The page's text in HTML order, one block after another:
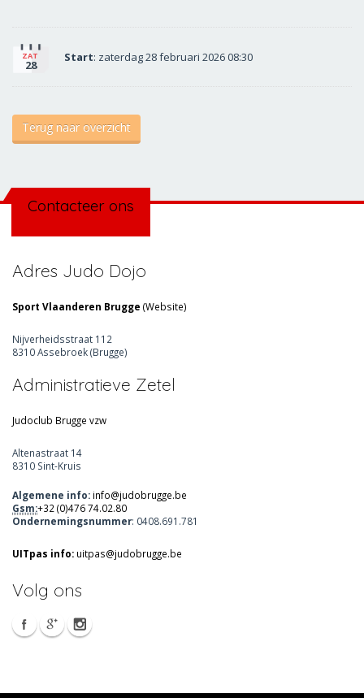
ZAT
28
Start: zaterdag 28 februari 2026 08:30
Terug naar overzicht
Contacteer ons
Adres Judo Dojo
Sport Vlaanderen Brugge (Website)
Nijverheidsstraat 112
8310 Assebroek (Brugge)
Administratieve Zetel
Judoclub Brugge vzw
Altenastraat 14
8310 Sint-Kruis
Algemene info: info@judobrugge.be
Gsm:+32 (0)476 74.02.80
Ondernemingsnummer: 0408.691.781
UITpas info: uitpas@judobrugge.be
Volg ons